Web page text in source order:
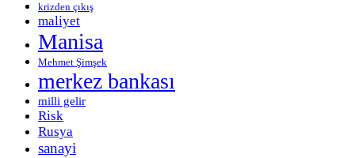
krizden çıkış
maliyet
Manisa
Mehmet Şimşek
merkez bankası
milli gelir
Risk
Rusya
sanayi